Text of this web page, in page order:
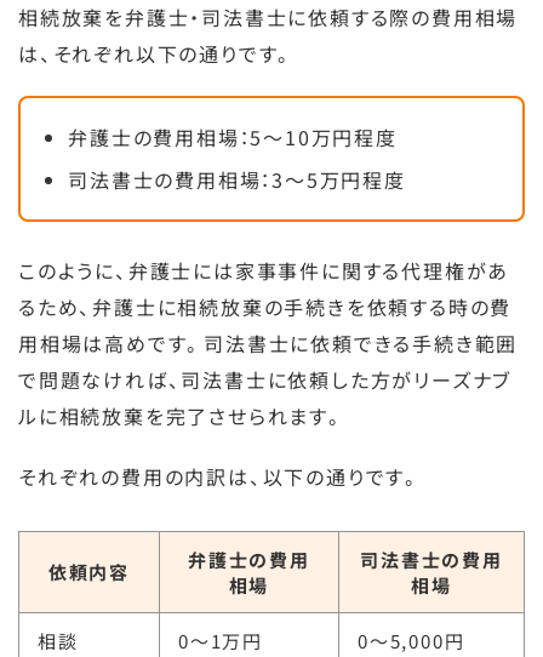
相続放棄を弁護士・司法書士に依頼する際の費用相場
は、それぞれ以下の通りです。
弁護士の費用相場：5〜10万円程度
司法書士の費用相場：3〜5万円程度
このように、弁護士には家事事件に関する代理権があ
るため、弁護士に相続放棄の手続きを依頼する時の費
用相場は高めです。司法書士に依頼できる手続き範囲
で問題なければ、司法書士に依頼した方がリーズナブ
ルに相続放棄を完了させられます。
それぞれの費用の内訳は、以下の通りです。
依頼内容
弁護士の費用
相場
司法書士の費用
相場
相談 0〜1万円 0〜5,000円